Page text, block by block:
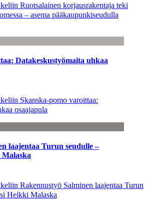
Ruotsalainen korjausrakentaja teki
– asema pääkaupunkiseudulla
Datakeskustyömaita uhkaa
Skanska-pomo varoittaa:
osaajapula
laajentaa Turun seudulle –
Rakennustyö Salminen laajentaa Turun
Heikki Malaska